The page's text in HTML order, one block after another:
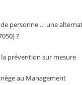
personne … une
?
prévention sur mesure
au Management